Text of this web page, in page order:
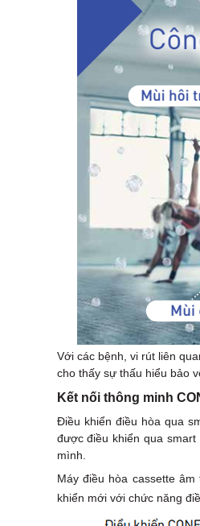
Với các bệnh, vi rút liên
cho thấy sự thấu hiểu bảo
Kết nối thông minh
Điều khiển điều hòa qua
được điều khiển qua
mình.
Máy điều hòa cassette âm
khiển mới với chức năng